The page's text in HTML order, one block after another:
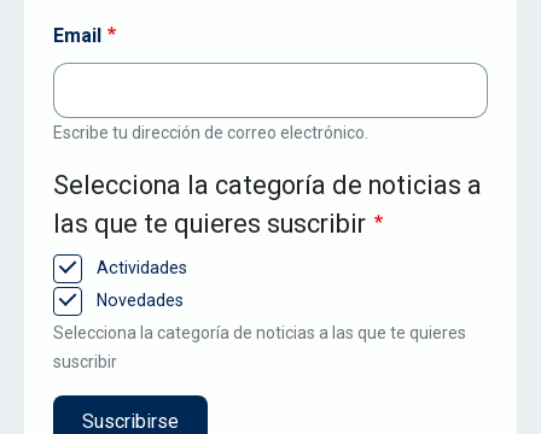
Email
Escribe tu dirección de correo electrónico.
Selecciona la categoría de noticias a
las que te quieres suscribir
Actividades
Novedades
Selecciona la categoría de noticias a las que te quieres
suscribir